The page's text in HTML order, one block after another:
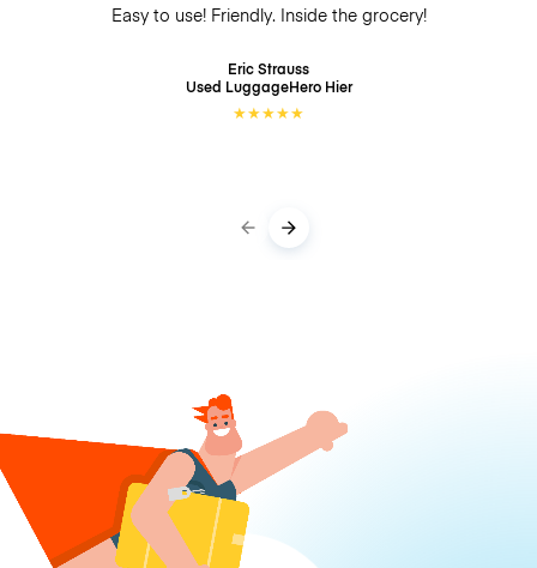
Easy to use! Friendly. Inside the grocery!
Eric Strauss
Used LuggageHero Hier
★★★★★